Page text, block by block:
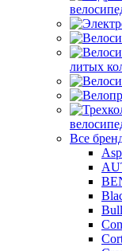
литых
Все